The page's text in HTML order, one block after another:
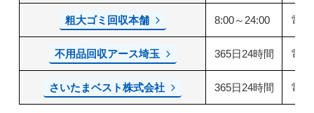
粗大ゴミ回収本舗 8:00～24:00 電
不用品回収アース埼玉 365日24時間 電
さいたまベスト株式会社 365日24時間 電